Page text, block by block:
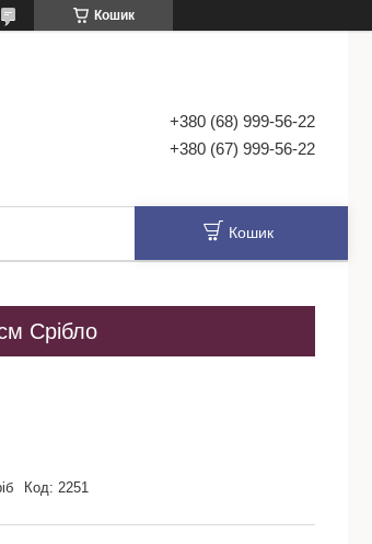
Кошик
+380 (68) 999-56-22
+380 (67) 999-56-22
Кошик
Срібло
Код: 2251